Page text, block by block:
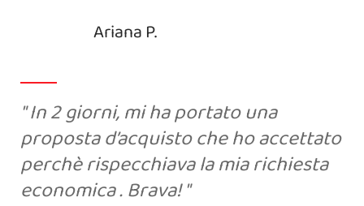
Ariana P.
In 2 giorni, mi ha portato una
proposta d’acquisto che ho accettato
perchè rispecchiava la mia richiesta
economica . Brava!